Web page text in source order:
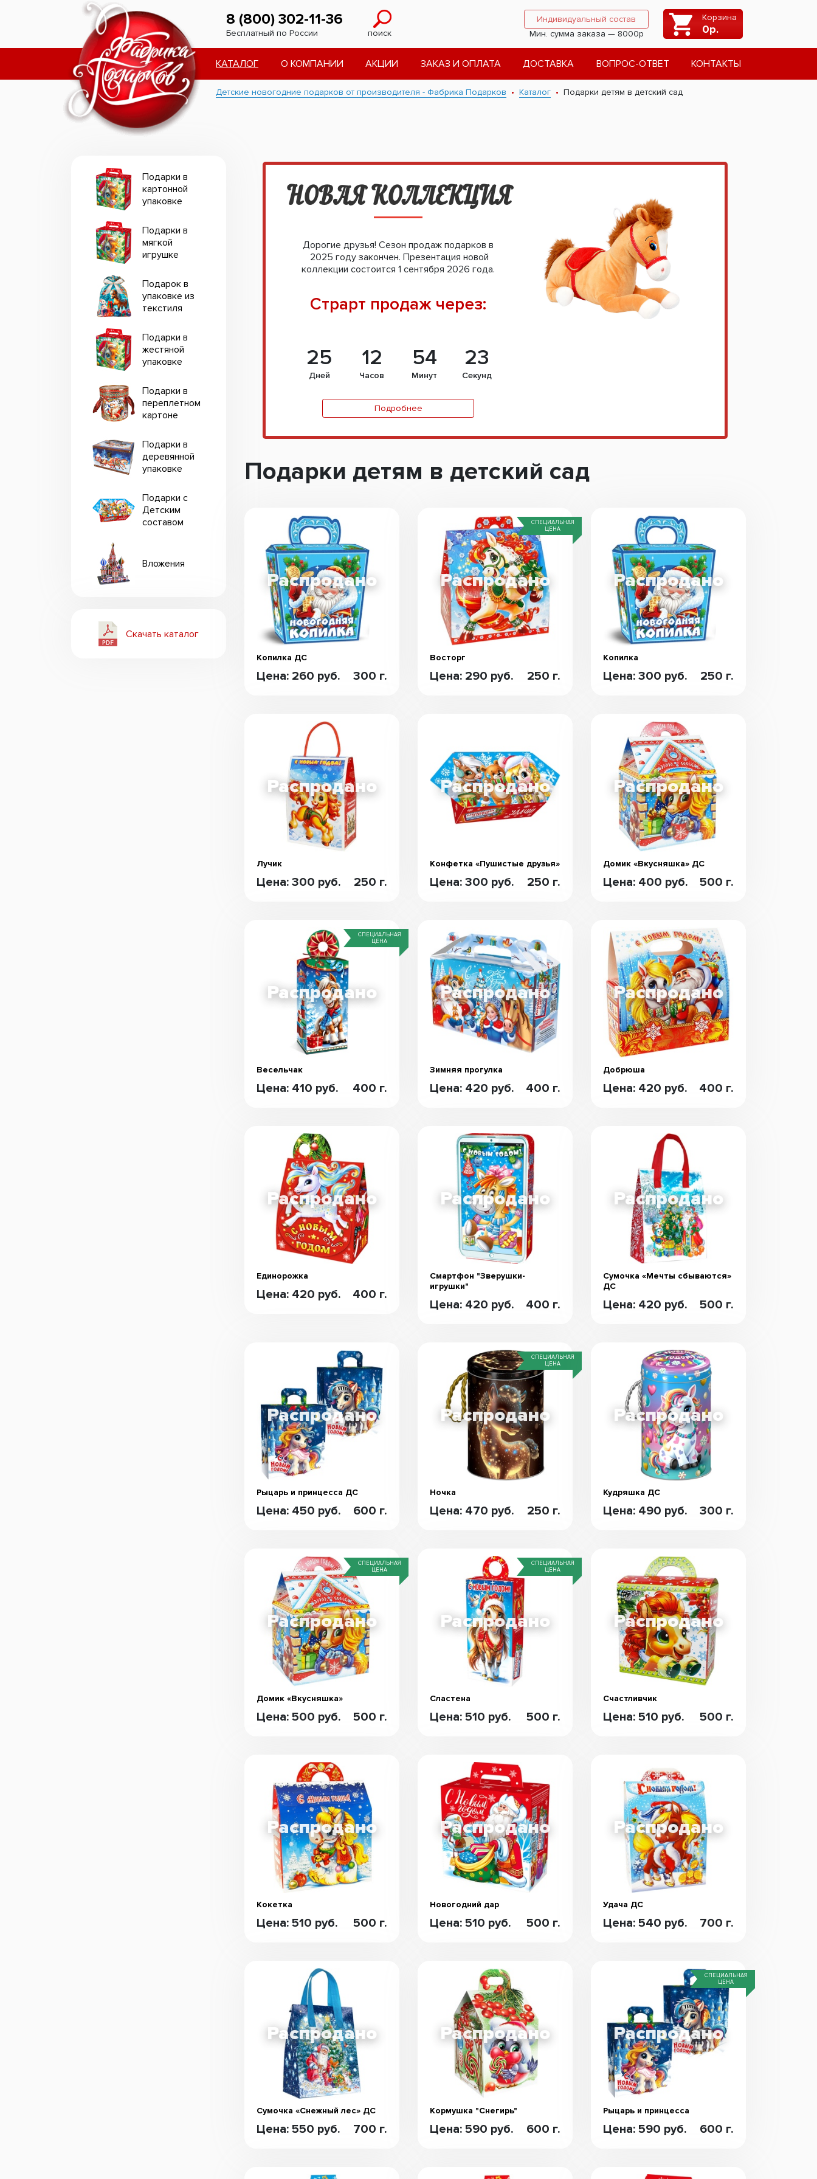
8 (800) 302-11-36
Бесплатный по России поиск
Индивидуальный состав
Мин. сумма заказа — 8000р
Корзина
0р.
КАТАЛОГ О КОМПАНИИ АКЦИИ ЗАКАЗ И ОПЛАТА ДОСТАВКА ВОПРОС-ОТВЕТ КОНТАКТЫ
Детские новогодние подарков от производителя - Фабрика Подарков Каталог Подарки детям в детский сад
Подарки в
картонной
упаковке
Подарки в
мягкой
игрушке
Подарок в
упаковке из
текстиля
Подарки в
жестяной
упаковке
Подарки в
переплетном
картоне
Подарки в
деревянной
упаковке
Подарки с
Детским
составом
Вложения
Скачать каталог
НОВАЯ КОЛЛЕКЦИЯ
Дорогие друзья! Сезон продаж подарков в
2025 году закончен. Презентация новой
коллекции состоится 1 сентября 2026 года.
Страрт продаж через:
25
Дней
12
Часов
54
Минут
22
Секунд
Подробнее
Подарки детям в детский сад
Копилка ДС
Цена: 260 руб. 300 г.
СПЕЦИАЛЬНАЯ
ЦЕНА
Восторг
Цена: 290 руб. 250 г.
Копилка
Цена: 300 руб. 250 г.
Лучик
Цена: 300 руб. 250 г.
Конфетка «Пушистые друзья»
Цена: 300 руб. 250 г.
Домик «Вкусняшка» ДС
Цена: 400 руб. 500 г.
СПЕЦИАЛЬНАЯ
ЦЕНА
Весельчак
Цена: 410 руб. 400 г.
Зимняя прогулка
Цена: 420 руб. 400 г.
Добрюша
Цена: 420 руб. 400 г.
Единорожка
Цена: 420 руб. 400 г.
Смартфон "Зверушки-
игрушки"
Цена: 420 руб. 400 г.
Сумочка «Мечты сбываются»
ДС
Цена: 420 руб. 500 г.
Рыцарь и принцесса ДС
Цена: 450 руб. 600 г.
СПЕЦИАЛЬНАЯ
ЦЕНА
Ночка
Цена: 470 руб. 250 г.
Кудряшка ДС
Цена: 490 руб. 300 г.
СПЕЦИАЛЬНАЯ
ЦЕНА
Домик «Вкусняшка»
Цена: 500 руб. 500 г.
СПЕЦИАЛЬНАЯ
ЦЕНА
Сластена
Цена: 510 руб. 500 г.
Счастливчик
Цена: 510 руб. 500 г.
Кокетка
Цена: 510 руб. 500 г.
Новогодний дар
Цена: 510 руб. 500 г.
Удача ДС
Цена: 540 руб. 700 г.
Сумочка «Снежный лес» ДС
Цена: 550 руб. 700 г.
Кормушка "Снегирь"
Цена: 590 руб. 600 г.
СПЕЦИАЛЬНАЯ
ЦЕНА
Рыцарь и принцесса
Цена: 590 руб. 600 г.